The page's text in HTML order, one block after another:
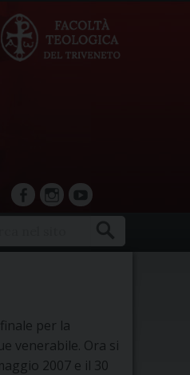
facebookInstagram
YouTube
per la
venerabile. Ora si
2007 e il 30